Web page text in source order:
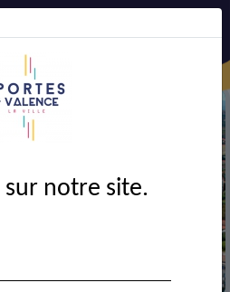
sur notre site.